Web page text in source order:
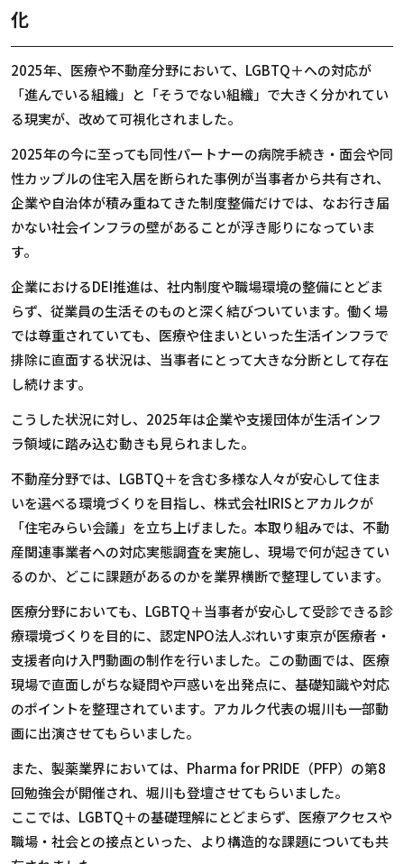
化
2025年、医療や不動産分野において、 LGBTQ＋への対応が
「進んでいる組織」と「そうでない組織」で大きく分かれてい
る現実が、改めて可視化されました。
2025年の今に至っても同性パートナーの病院手続き・面会や同
性カップルの住宅入居を断られた事例が当事者から共有され、
企業や自治体が積み重ねてきた制度整備だけでは、なお行き届
かない社会インフラの壁があることが浮き彫りになっていま
す。
企業におけるDEI推進は、社内制度や職場環境の整備にとどま
らず、従業員の生活そのものと深く結びついています。働く場
では尊重されていても、医療や住まいといった生活インフラで
排除に直面する状況は、当事者にとって大きな分断として存在
し続けます。
こうした状況に対し、 2025年は企業や支援団体が生活インフ
ラ領域に踏み込む動きも見られました。
不動産分野では、 LGBTQ＋を含む多様な人々が安心して住ま
いを選べる環境づくりを目指し、株式会社IRISとアカルクが
「住宅みらい会議」を立ち上げました。本取り組みでは、不動
産関連事業者への対応実態調査を実施し、現場で何が起きてい
るのか、どこに課題があるのかを業界横断で整理しています。
医療分野においても、 LGBTQ＋当事者が安心して受診できる診
療環境づくりを目的に、認定NPO法人ぷれいす東京が医療者・
支援者向け入門動画の制作を行いました。この動画では、医療
現場で直面しがちな疑問や戸惑いを出発点に、基礎知識や対応
のポイントを整理されています。アカルク代表の堀川も一部動
画に出演させてもらいました。
また、製薬業界においては、 Pharma for PRIDE （PFP）の第8
回勉強会が開催され、堀川も登壇させてもらいました。
ここでは、 LGBTQ＋の基礎理解にとどまらず、医療アクセスや
職場・社会との接点といった、より構造的な課題についても共